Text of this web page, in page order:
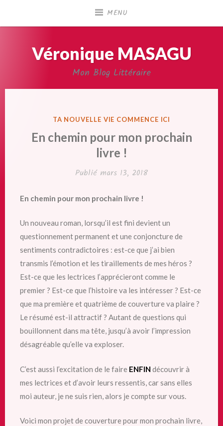
MENU
Véronique MASAGU
Mon Blog Littéraire
PUBLIÉ
TA NOUVELLE VIE COMMENCE ICI
En chemin pour mon prochain
livre !
Publié mars 13, 2018
En chemin pour mon prochain livre !
Un nouveau roman, lorsqu’il est fini devient un
questionnement permanent et une conjoncture de
sentiments contradictoires : est-ce que j’ai bien
transmis l’émotion et les tiraillements de mes héros ?
Est-ce que les lectrices l’apprécieront comme le
premier ? Est-ce que l’histoire va les intéresser ? Est-ce
que ma première et quatrième de couverture va plaire ?
Le résumé est-il attractif ? Autant de questions qui
bouillonnent dans ma tête, jusqu’à avoir l’impression
désagréable qu’elle va exploser.
C’est aussi l’excitation de le faire ENFIN découvrir à
mes lectrices et d’avoir leurs ressentis, car sans elles
moi auteur, je ne suis rien, alors je compte sur vous.
Voici mon projet de couverture pour mon prochain livre,